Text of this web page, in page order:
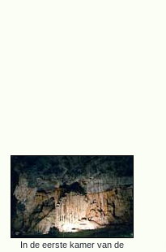
In de eerste kamer van de